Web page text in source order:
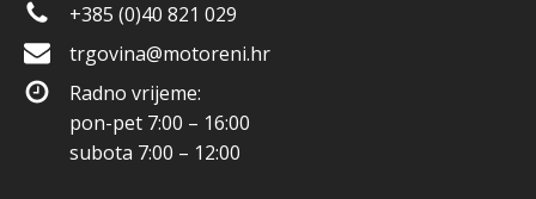
+385 (0)40 821 029
trgovina@motoreni.hr
Radno vrijeme:
pon-pet 7:00 – 16:00
subota 7:00 – 12:00